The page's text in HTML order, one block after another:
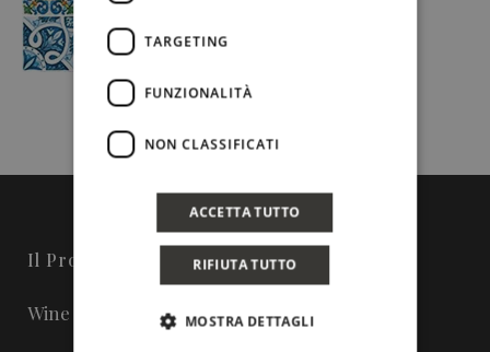
Il Progetto
Wine in Sicily - Online Magazine
TARGETING
FUNZIONALITÀ
NON CLASSIFICATI
ACCETTA TUTTO
RIFIUTA TUTTO
MOSTRA DETTAGLI